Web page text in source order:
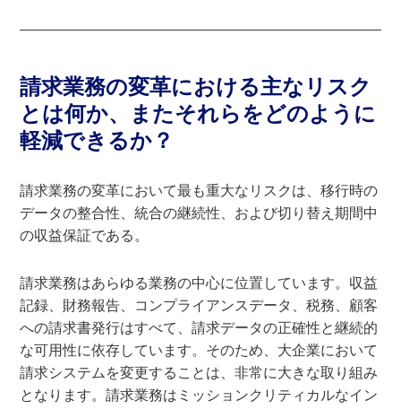
請求業務の変革における主なリスク
とは何か、またそれらをどのように
軽減できるか？
請求業務の変革において最も重大なリスクは、移行時の
データの整合性、統合の継続性、および切り替え期間中
の収益保証である。
請求業務はあらゆる業務の中心に位置しています。収益
記録、財務報告、コンプライアンスデータ、税務、顧客
への請求書発行はすべて、請求データの正確性と継続的
な可用性に依存しています。そのため、大企業において
請求システムを変更することは、非常に大きな取り組み
となります。請求業務はミッションクリティカルなイン